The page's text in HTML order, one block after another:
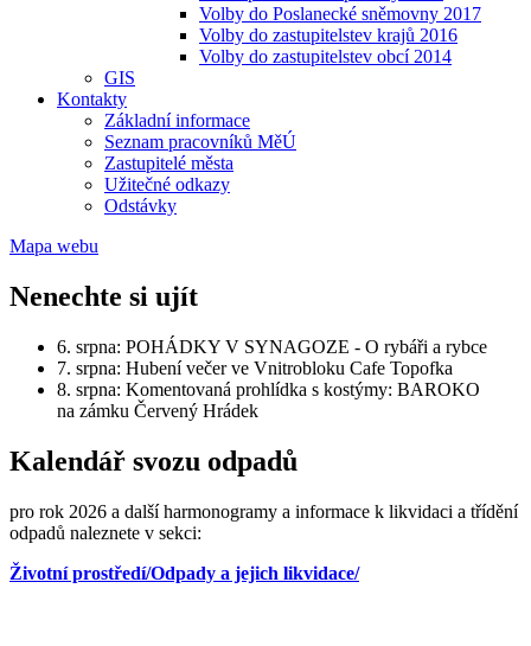
Volby do Poslanecké sněmovny 2017
Volby do zastupitelstev krajů 2016
Volby do zastupitelstev obcí 2014
GIS
Kontakty
Základní informace
Seznam pracovníků MěÚ
Zastupitelé města
Užitečné odkazy
Odstávky
Mapa webu
Nenechte si ujít
6. srpna: POHÁDKY V SYNAGOZE - O rybáři a rybce
7. srpna: Hubení večer ve Vnitrobloku Cafe Topofka
8. srpna: Komentovaná prohlídka s kostýmy: BAROKO
na zámku Červený Hrádek
Kalendář svozu odpadů
pro rok 2026 a další harmonogramy a informace k likvidaci a třídění
odpadů naleznete v sekci:
Životní prostředí/Odpady a jejich likvidace/